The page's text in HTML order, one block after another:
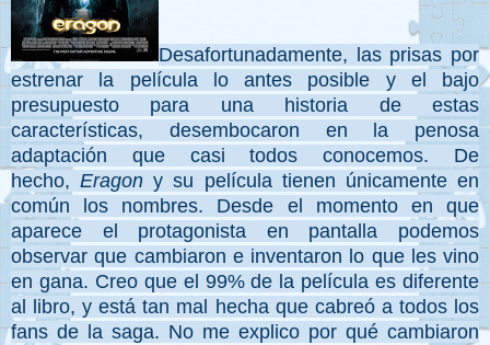
Desafortunadamente, las prisas por
estrenar la película lo antes posible y el bajo
presupuesto para una historia de estas
características, desembocaron en la penosa
adaptación que casi todos conocemos. De
hecho,Eragon y su película tienen únicamente en
común los nombres. Desde el momento en que
aparece el protagonista en pantalla podemos
observar que cambiaron e inventaron lo que les vino
en gana. Creo que el 99% de la película es diferente
al libro, y está tan mal hecha que cabreó a todos los
fans de la saga. No me explico por qué cambiaron